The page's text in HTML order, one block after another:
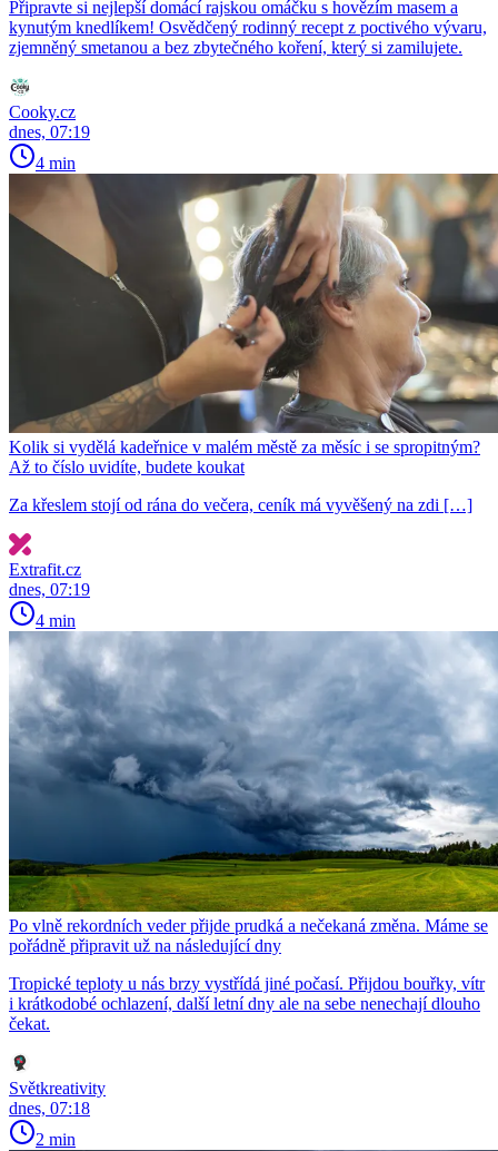
Připravte si nejlepší domácí rajskou omáčku s hovězím masem a
kynutým knedlíkem! Osvědčený rodinný recept z poctivého vývaru,
zjemněný smetanou a bez zbytečného koření, který si zamilujete.
Cooky.cz
dnes, 07:19
4 min
Kolik si vydělá kadeřnice v malém městě za měsíc i se spropitným?
Až to číslo uvidíte, budete koukat
Za křeslem stojí od rána do večera, ceník má vyvěšený na zdi […]
Extrafit.cz
dnes, 07:19
4 min
Po vlně rekordních veder přijde prudká a nečekaná změna. Máme se
pořádně připravit už na následující dny
Tropické teploty u nás brzy vystřídá jiné počasí. Přijdou bouřky, vítr
i krátkodobé ochlazení, další letní dny ale na sebe nenechají dlouho
čekat.
Světkreativity
dnes, 07:18
2 min